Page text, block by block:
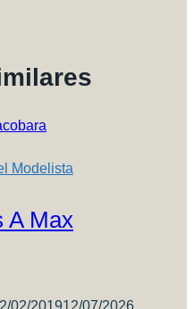
Modelista
A Max
02/201912/07/2026